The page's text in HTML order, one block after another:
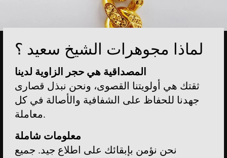
لماذا مجوهرات الشيخ سعيد ؟
المصداقية هي حجر الزاوية لدينا
ثقتك هي أولويتنا القصوى، ونحن نبذل قصارى
جهدنا للحفاظ على الشفافية والأصالة في كل
معاملة.
معلومات شاملة
نحن نؤمن بإبقائك على اطلاع جيد. جميع